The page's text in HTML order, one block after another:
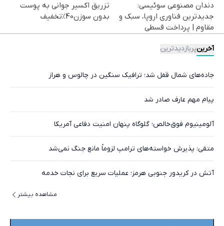
دندان مصنوعی سوئیسی:
جدیدترین فناوری اروپا، سبک و
مقاوم | پرداخت قسطی
تزریق اکسیر جوانی به پوست
بدون سوزن40%تخفیف
آخرینپربازدیدترین
جاده‌های شمال قفل شد؛ ترافیک سنگین در چالوس و هراز
پیام مهم عارف صادر شد
آلومینیوم فوق‌خالص؛ گلوگاه پنهان امنیت دفاعی آمریکا
متقی: پذیرش خواسته‌های ترامپ لزوماً مانع جنگ نمی‌شد
آتش در کریدور جنوبی هرمز؛ عملیات سریع برای نجات خدمه
مشاهده بیشتر